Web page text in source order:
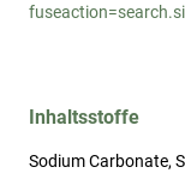
Inhaltsstoffe
Sodium Carbonate,